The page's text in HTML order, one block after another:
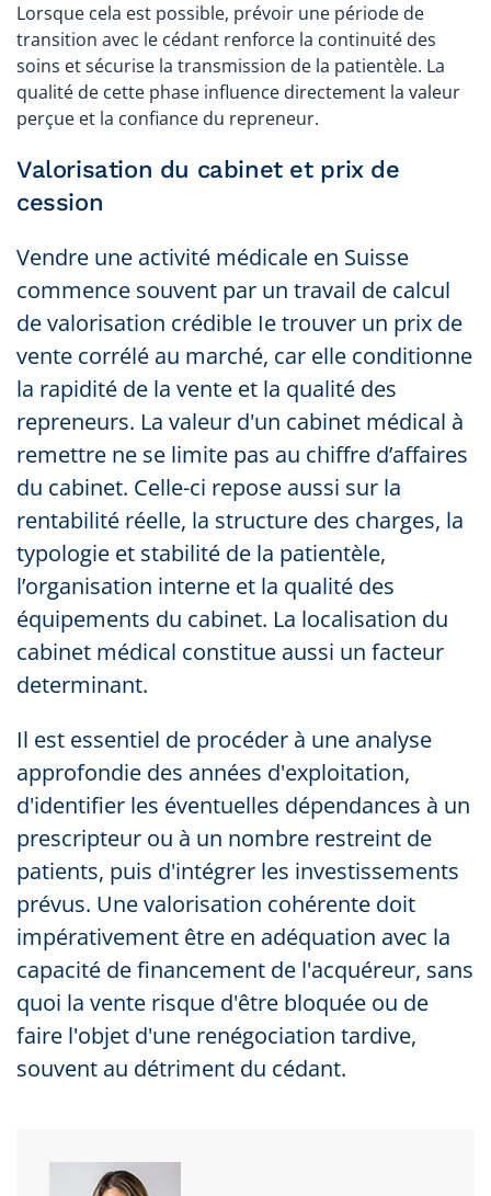
Lorsque cela est possible, prévoir une période de
transition avec le cédant renforce la continuité des
soins et sécurise la transmission de la patientèle. La
qualité de cette phase influence directement la valeur
perçue et la confiance du repreneur.
Valorisation du cabinet et prix de
cession
Vendre une activité médicale en Suisse
commence souvent par un travail de calcul
de valorisation crédible Ie trouver un prix de
vente corrélé au marché, car elle conditionne
la rapidité de la vente et la qualité des
repreneurs. La valeur d'un cabinet médical à
remettre ne se limite pas au chiffre d’affaires
du cabinet. Celle-ci repose aussi sur la
rentabilité réelle, la structure des charges, la
typologie et stabilité de la patientèle,
l’organisation interne et la qualité des
équipements du cabinet. La localisation du
cabinet médical constitue aussi un facteur
determinant.
Il est essentiel de procéder à une analyse
approfondie des années d'exploitation,
d'identifier les éventuelles dépendances à un
prescripteur ou à un nombre restreint de
patients, puis d'intégrer les investissements
prévus. Une valorisation cohérente doit
impérativement être en adéquation avec la
capacité de financement de l'acquéreur, sans
quoi la vente risque d'être bloquée ou de
faire l'objet d'une renégociation tardive,
souvent au détriment du cédant.